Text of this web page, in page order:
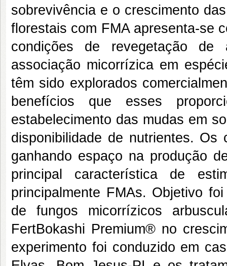
sobrevivência e o crescimento
florestais com FMA apresenta-se
condições de revegetação de
associação micorrízica em
têm sido explorados
benefícios que esses
estabelecimento das mudas em
disponibilidade de nutrientes.
ganhando espaço na produção
principal característica de
principalmente FMAs. Objetivo
de fungos micorrízicos
FertBokashi Premium® no
experimento foi conduzido em